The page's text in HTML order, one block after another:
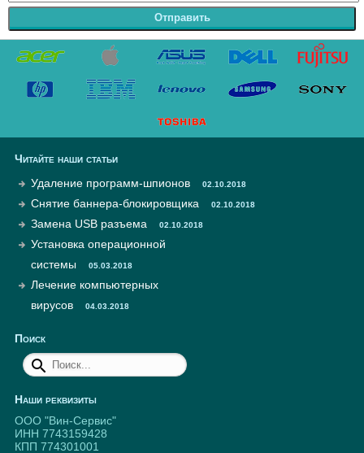
Отправить
Читайте наши статьи
Удаление программ-шпионов
02.10.2018
Снятие баннера-блокировщика 02.10.2018
Замена USB разъема 02.10.2018
Установка операционной
системы
05.03.2018
Лечение компьютерных
вирусов
04.03.2018
Поиск
Наши реквизиты
ООО "Вин-Сервис"
ИНН 7743159428
КПП 774301001